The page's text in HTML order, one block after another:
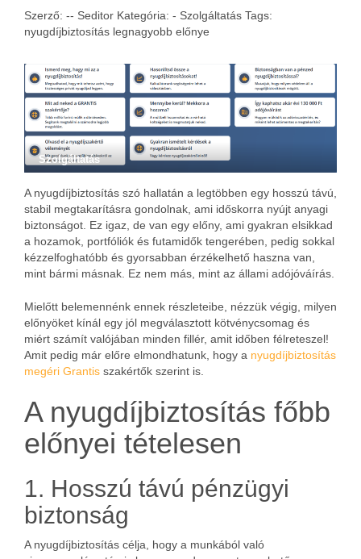
Szerző: -- Seditor Kategória: - Szolgáltatás Tags:
nyugdíjbiztosítás legnagyobb előnye
Szolgáltatás
A nyugdíjbiztosítás szó hallatán a legtöbben egy hosszú távú,
stabil megtakarításra gondolnak, ami időskorra nyújt anyagi
biztonságot. Ez igaz, de van egy előny, ami gyakran elsikkad
a hozamok, portfóliók és futamidők tengerében, pedig sokkal
kézzelfoghatóbb és gyorsabban érzékelhető haszna van,
mint bármi másnak. Ez nem más, mint az állami adójóváírás.
Mielőtt belemennénk ennek részleteibe, nézzük végig, milyen
előnyöket kínál egy jól megválasztott kötvénycsomag és
miért számít valójában minden fillér, amit időben félreteszel!
Amit pedig már előre elmondhatunk, hogy a nyugdíjbiztosítás
megéri Grantis szakértők szerint is.
A nyugdíjbiztosítás főbb
előnyei tételesen
1. Hosszú távú pénzügyi
biztonság
A nyugdíjbiztosítás célja, hogy a munkából való